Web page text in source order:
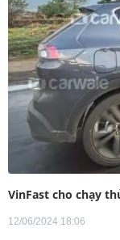
VinFast cho chạy
12/06/2024 18:06